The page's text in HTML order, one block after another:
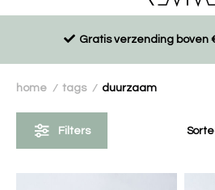
Gratis verzending boven
home / tags / duurzaam
Filters